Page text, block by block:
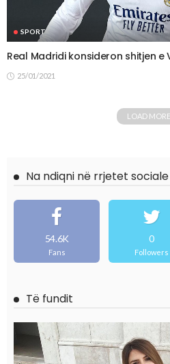
SPORT
Real Madridi konsideron shitjen
25/01/2021
LOAD MORE
Na ndiqni në rrjetet sociale
54.6K
Fans
0
Followers
Të fundit